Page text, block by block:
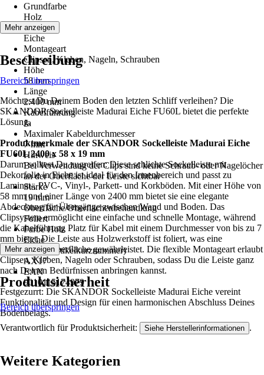
Grundfarbe
Holz
Farbton
Eiche
Montageart
Clipsen, Kleben, Nageln, Schrauben
Höhe
58 mm
Länge
2.400 mm
Kabelführung
Ja
Maximaler Kabeldurchmesser
7 mm
Hinweis
Bei Verwendung der Clips sind keine Schraub- oder Nagelöcher
an der Oberfläche der Leiste sichtbar
Stärke
19 mm
Oberfläche/Oberflächenbehandlung
Foliert
Farbe Holz
Eiche
AKN (Artikelkurznummer)
AX17
EAN
9010115174979
Mehr anzeigen
Beschreibung
Bereich überspringen
Möchtest Du Deinem Boden den letzten Schliff verleihen? Die
SKANDOR Sockelleiste Madurai Eiche FU60L bietet die perfekte
Lösung.
Produktmerkmale der SKANDOR Sockelleiste Madurai Eiche
FU60L 2400 x 58 x 19 mm
Darum solltest Du zugreifen: Diese schlichte Sockelleiste mit
Dekorfolie in Eiche ist ideal für den Innenbereich und passt zu
Laminat-, PVC-, Vinyl-, Parkett- und Korkböden. Mit einer Höhe von
58 mm und einer Länge von 2400 mm bietet sie eine elegante
Abdeckung für Übergänge zwischen Wand und Boden. Das
Clipsystem ermöglicht eine einfache und schnelle Montage, während
die Kabelführung Platz für Kabel mit einem Durchmesser von bis zu 7
mm bietet. Die Leiste aus Holzwerkstoff ist foliert, was eine
pflegeleichte Oberfläche gewährleistet. Die flexible Montageart erlaubt
Clipsen, Kleben, Nageln oder Schrauben, sodass Du die Leiste ganz
nach Deinen Bedürfnissen anbringen kannst.
Festgezurrt: Die SKANDOR Sockelleiste Madurai Eiche vereint
Funktionalität und Design für einen harmonischen Abschluss Deines
Bodenbelags.
Mehr anzeigen
Produktsicherheit
Bereich überspringen
Verantwortlich für Produktsicherheit: Siehe Herstellerinformationen .
Weitere Kategorien